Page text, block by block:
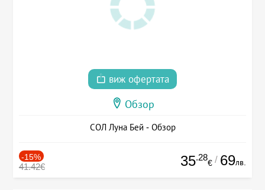
виж офертата
Обзор
СОЛ Луна Бей - Обзор
-15%
41.42€ 35.28
€ / 69лв.